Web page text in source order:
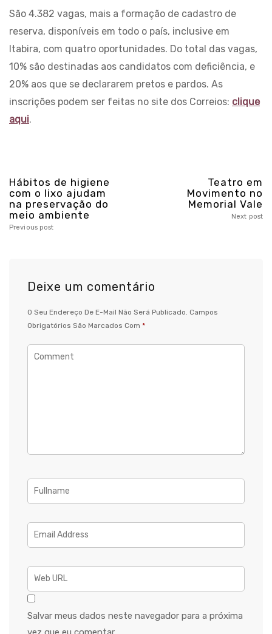
São 4.382 vagas, mais a formação de cadastro de
reserva, disponíveis em todo o país, inclusive em
Itabira, com quatro oportunidades. Do total das vagas,
10% são destinadas aos candidatos com deficiência, e
20% aos que se declararem pretos e pardos. As
inscrições podem ser feitas no site dos Correios: clique
aqui.
Hábitos de higiene
com o lixo ajudam
na preservação do
meio ambiente
Previous post
Teatro em
Movimento no
Memorial Vale
Next post
Deixe um comentário
O Seu Endereço De E-Mail Não Será Publicado. Campos
Obrigatórios São Marcados Com *
Salvar meus dados neste navegador para a próxima